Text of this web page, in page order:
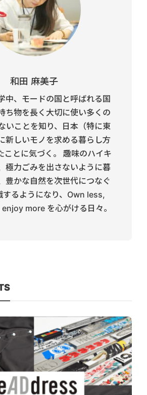
和田 麻美子
中、モードの国と呼ばれる国
ち物を長く大切に使い多くの
いことを知り、日本（特に東
新しいモノを求める暮らし方
ことに気づく。 趣味のハイキ
極力ごみを出さないように暮
豊かな自然を次世代につなぐ
するようになり、Own less,
more を心がける日々。